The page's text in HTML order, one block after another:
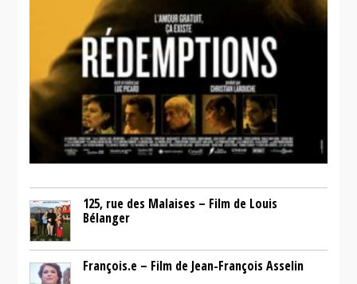
125, rue des Malaises – Film de Louis
Bélanger
François.e – Film de Jean-François Asselin